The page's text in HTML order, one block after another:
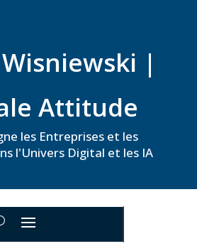
|
Attitude
les Entreprises et les
l'Univers Digital et les IA